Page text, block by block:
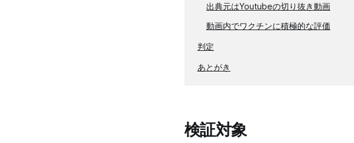
出典元はYoutubeの切り抜き動画
動画内でワクチンに積極的な評価
判定
あとがき
検証対象